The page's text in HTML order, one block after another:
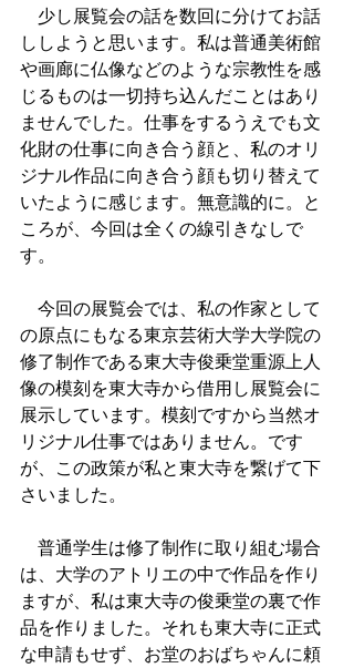
少し展覧会の話を数回に分けてお話
ししようと思います。私は普通美術館
や画廊に仏像などのような宗教性を感
じるものは一切持ち込んだことはあり
ませんでした。仕事をするうえでも文
化財の仕事に向き合う顔と、私のオリ
ジナル作品に向き合う顔も切り替えて
いたように感じます。無意識的に。と
ころが、今回は全くの線引きなしで
す。
今回の展覧会では、私の作家として
の原点にもなる東京芸術大学大学院の
修了制作である東大寺俊乗堂重源上人
像の模刻を東大寺から借用し展覧会に
展示しています。模刻ですから当然オ
リジナル仕事ではありません。です
が、この政策が私と東大寺を繋げて下
さいました。
普通学生は修了制作に取り組む場合
は、大学のアトリエの中で作品を作り
ますが、私は東大寺の俊乗堂の裏で作
品を作りました。それも東大寺に正式
な申請もせず、お堂のおばちゃんに頼